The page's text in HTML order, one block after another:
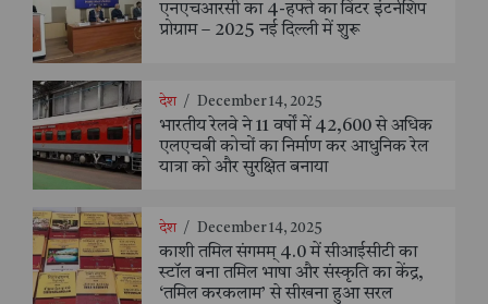
एनएचआरसी का 4-हफ्ते का विंटर इंटर्नशिप
प्रोग्राम – 2025 नई दिल्ली में शुरू
देश / December 14, 2025
भारतीय रेलवे ने 11 वर्षों में 42,600 से अधिक
एलएचबी कोचों का निर्माण कर आधुनिक रेल
यात्रा को और सुरक्षित बनाया
देश / December 14, 2025
काशी तमिल संगमम् 4.0 में सीआईसीटी का
स्टॉल बना तमिल भाषा और संस्कृति का केंद्र,
‘तमिल करकलाम’ से सीखना हुआ सरल